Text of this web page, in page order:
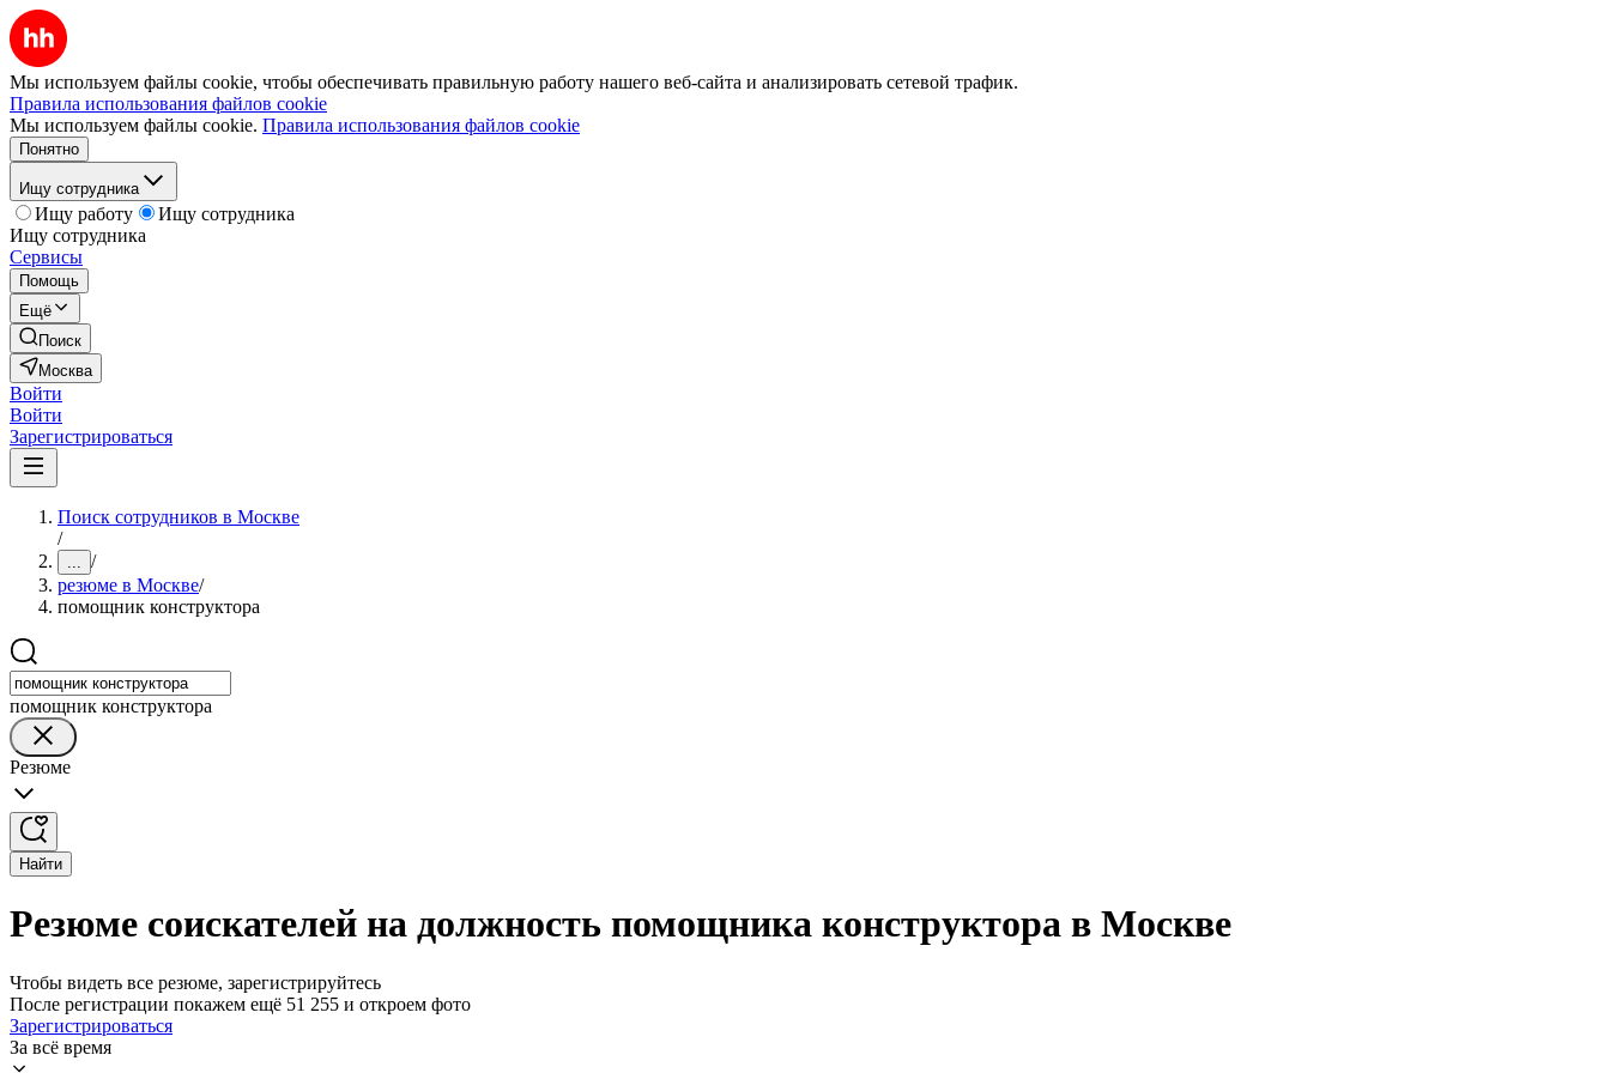
Мы используем файлы cookie, чтобы обеспечивать правильную работу нашего веб-сайта и анализировать сетевой трафик.
Правила использования файлов cookie
Мы используем файлы cookie. Правила использования файлов cookie
Понятно
Ищу сотрудника
Ищу работу
Ищу сотрудника
Ищу сотрудника
Сервисы
Помощь
Ещё
Поиск
Москва
Войти
Войти
Зарегистрироваться
Поиск сотрудников в Москве
/
... /
резюме в Москве/
помощник конструктора
помощник конструктора
Резюме
Найти
Резюме соискателей на должность помощника конструктора в Москве
Чтобы видеть все резюме, зарегистрируйтесь
После регистрации покажем ещё 51 255 и откроем фото
Зарегистрироваться
За всё время